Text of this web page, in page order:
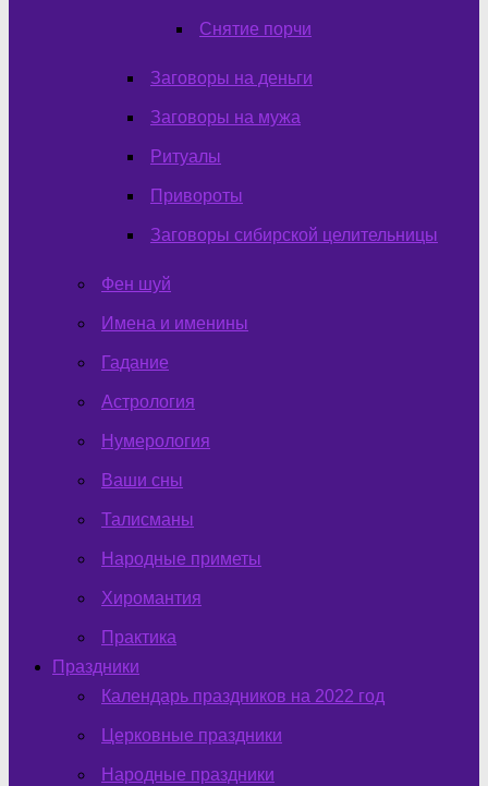
Снятие порчи
Заговоры на деньги
Заговоры на мужа
Ритуалы
Привороты
Заговоры сибирской целительницы
Фен шуй
Имена и именины
Гадание
Астрология
Нумерология
Ваши сны
Талисманы
Народные приметы
Хиромантия
Практика
Праздники
Календарь праздников на 2022 год
Церковные праздники
Народные праздники